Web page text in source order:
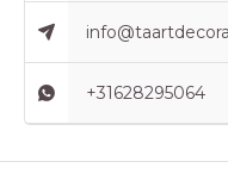
+31628295064